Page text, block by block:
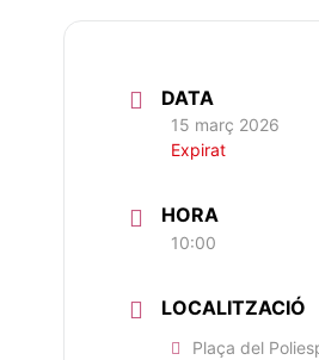
DATA
15 març 2026
Expirat
HORA
10:00
LOCALITZACIÓ
Plaça del